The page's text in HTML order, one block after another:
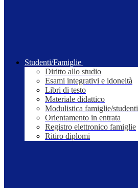
Studenti/Famiglie
Diritto allo studio
Esami integrativi e idoneità
Libri di testo
Materiale didattico
Modulistica famiglie/studenti
Orientamento in entrata
Registro elettronico famiglie
Ritiro diplomi